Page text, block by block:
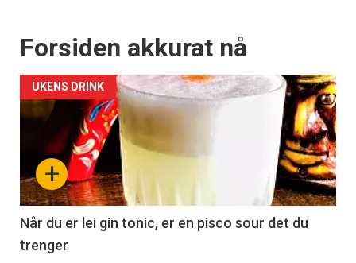
Forsiden akkurat nå
+
UKENS DRINK
Når du er lei gin tonic, er en pisco sour det du
trenger